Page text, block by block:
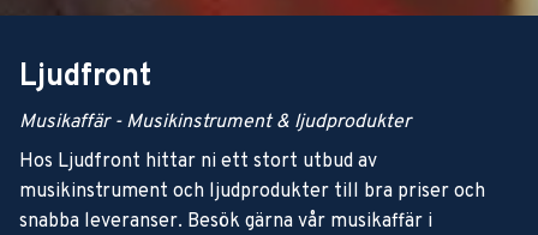
Ljudfront
Musikaffär - Musikinstrument & ljudprodukter
Hos Ljudfront hittar ni ett stort utbud av
musikinstrument och ljudprodukter till bra priser och
snabba leveranser. Besök gärna vår musikaffär i